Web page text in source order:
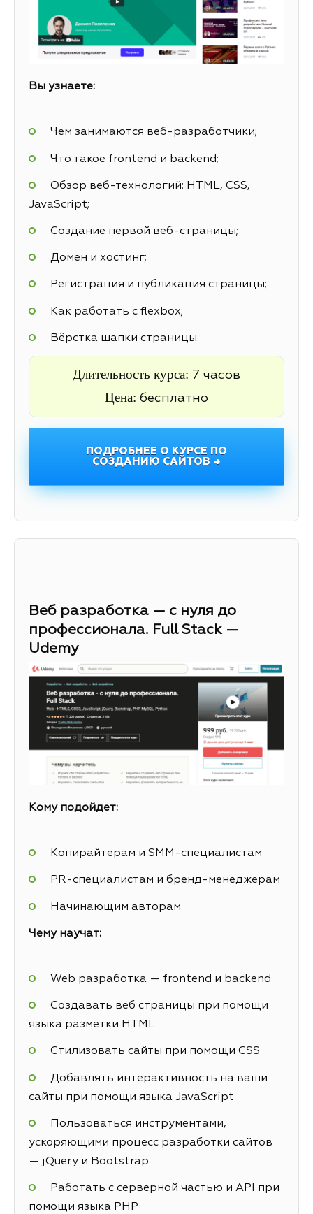
Вы узнаете:
Чем занимаются веб-разработчики;
Что такое frontend и backend;
Обзор веб-технологий: HTML, CSS,
JavaScript;
Создание первой веб-страницы;
Домен и хостинг;
Регистрация и публикация страницы;
Как работать с flexbox;
Вёрстка шапки страницы.
Длительность курса: 7 часов
Цена: бесплатно
ПОДРОБНЕЕ О КУРСЕ ПО
СОЗДАНИЮ САЙТОВ →
Веб разработка — с нуля до
профессионала. Full Stack —
Udemy
Кому подойдет:
Копирайтерам и SMM-специалистам
PR-специалистам и бренд-менеджерам
Начинающим авторам
Чему научат:
Web разработка — frontend и backend
Создавать веб страницы при помощи
языка разметки HTML
Стилизовать сайты при помощи CSS
Добавлять интерактивность на ваши
сайты при помощи языка JavaScript
Пользоваться инструментами,
ускоряющими процесс разработки сайтов
— jQuery и Bootstrap
Работать с серверной частью и API при
помощи языка PHP